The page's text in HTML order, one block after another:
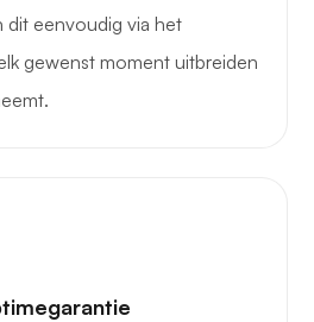
dit eenvoudig via het
gewenst moment uitbreiden